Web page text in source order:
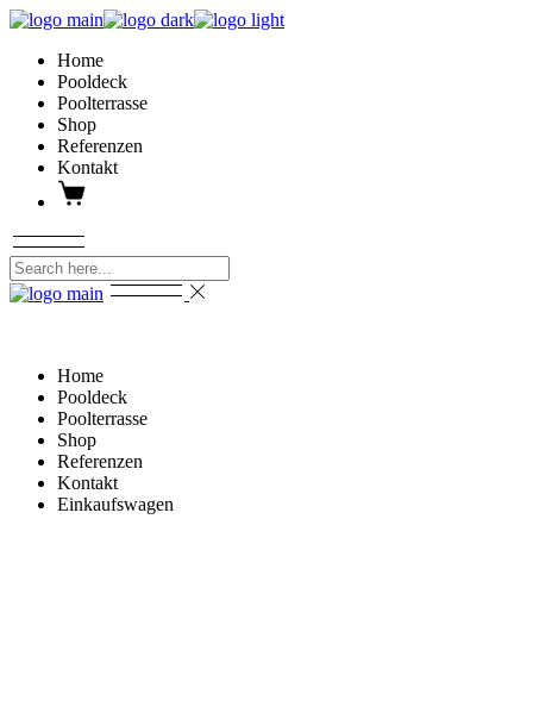
Skip
content
Home
Pooldeck
Poolterrasse
Shop
Referenzen
Kontakt
Home
Pooldeck
Poolterrasse
Shop
Referenzen
Kontakt
Einkaufswagen